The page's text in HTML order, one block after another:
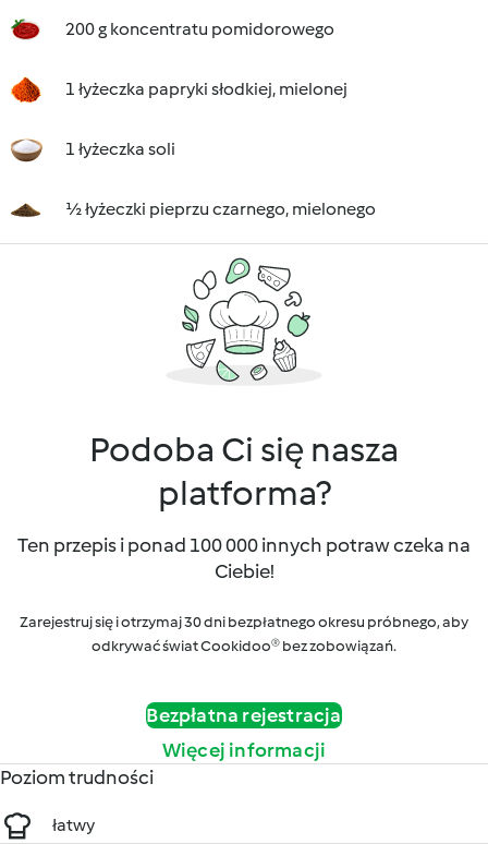
200 g koncentratu pomidorowego
1 łyżeczka papryki słodkiej, mielonej
1 łyżeczka soli
½ łyżeczki pieprzu czarnego, mielonego
Podoba Ci się nasza
platforma?
Ten przepis i ponad 100 000 innych potraw czeka na
Ciebie!
Zarejestruj się i otrzymaj 30 dni bezpłatnego okresu próbnego, aby
odkrywać świat Cookidoo® bez zobowiązań.
Bezpłatna rejestracja
Więcej informacji
Poziom trudności
łatwy